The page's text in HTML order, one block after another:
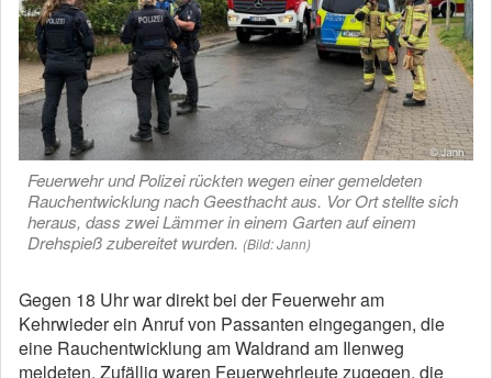
Feuerwehr und Polizei rückten wegen einer gemeldeten
Rauchentwicklung nach Geesthacht aus. Vor Ort stellte sich
heraus, dass zwei Lämmer in einem Garten auf einem
Drehspieß zubereitet wurden. (Bild: Jann)
Gegen 18 Uhr war direkt bei der Feuerwehr am
Kehrwieder ein Anruf von Passanten eingegangen, die
eine Rauchentwicklung am Waldrand am Ilenweg
meldeten. Zufällig waren Feuerwehrleute zugegen, die